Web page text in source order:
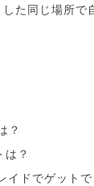
た同じ場所で
？
は？
イドでゲットで